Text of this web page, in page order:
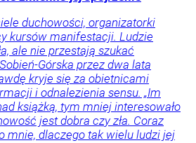
duchowości, organizatorki
kursów manifestacji. Ludzie
ale nie przestają szukać
Górska przez dwa lata
kryje się za obietnicami
i odnalezienia sensu. „Im
książką, tym mniej interesowało
jest dobra czy zła. Coraz
mnie, dlaczego tak wielu ludzi jej